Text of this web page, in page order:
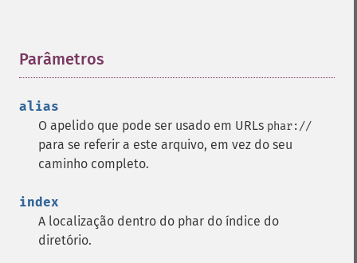
Parâmetros
alias
O apelido que pode ser usado em URLs phar://
para se referir a este arquivo, em vez do seu
caminho completo.
index
A localização dentro do phar do índice do
diretório.